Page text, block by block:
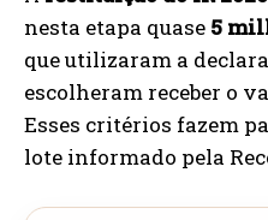
nesta etapa quase 5
que utilizaram a
escolheram receber o
Esses critérios fazem
lote informado pela